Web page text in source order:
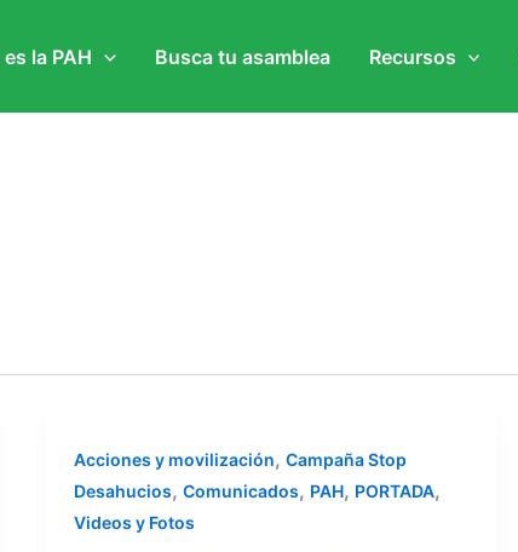
es la PAH Busca tu asamblea Recursos
Acciones y movilización,Campaña Stop
Desahucios,Comunicados, PAH, PORTADA,
Videos y Fotos